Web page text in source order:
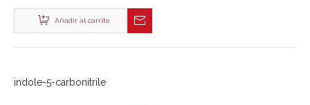
Añadir al carrito
indole-5-carbonitrile